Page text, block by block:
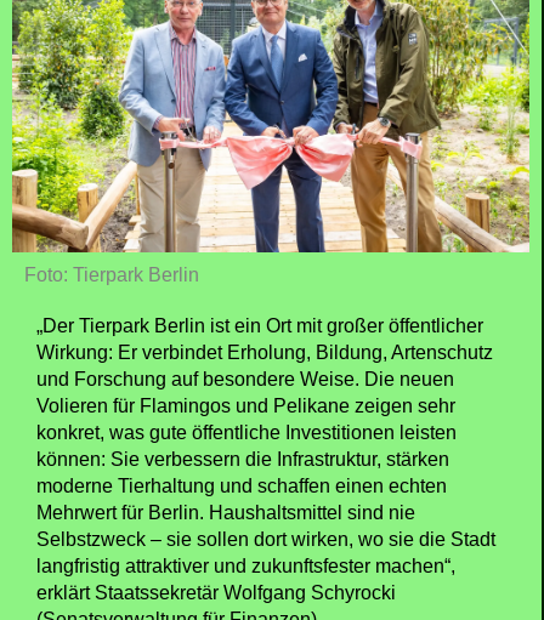
Foto: Tierpark Berlin
„Der Tierpark Berlin ist ein Ort mit großer öffentlicher
Wirkung: Er verbindet Erholung, Bildung, Artenschutz
und Forschung auf besondere Weise. Die neuen
Volieren für Flamingos und Pelikane zeigen sehr
konkret, was gute öffentliche Investitionen leisten
können: Sie verbessern die Infrastruktur, stärken
moderne Tierhaltung und schaffen einen echten
Mehrwert für Berlin. Haushaltsmittel sind nie
Selbstzweck – sie sollen dort wirken, wo sie die Stadt
langfristig attraktiver und zukunftsfester machen“,
erklärt Staatssekretär Wolfgang Schyrocki